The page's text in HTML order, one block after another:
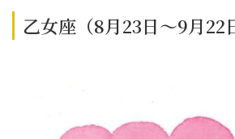
乙女座（8月23日～9月